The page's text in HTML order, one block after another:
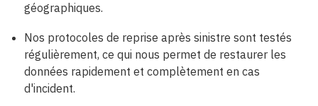
géographiques.
Nos protocoles de reprise après sinistre sont testés
régulièrement, ce qui nous permet de restaurer les
données rapidement et complètement en cas
d'incident.